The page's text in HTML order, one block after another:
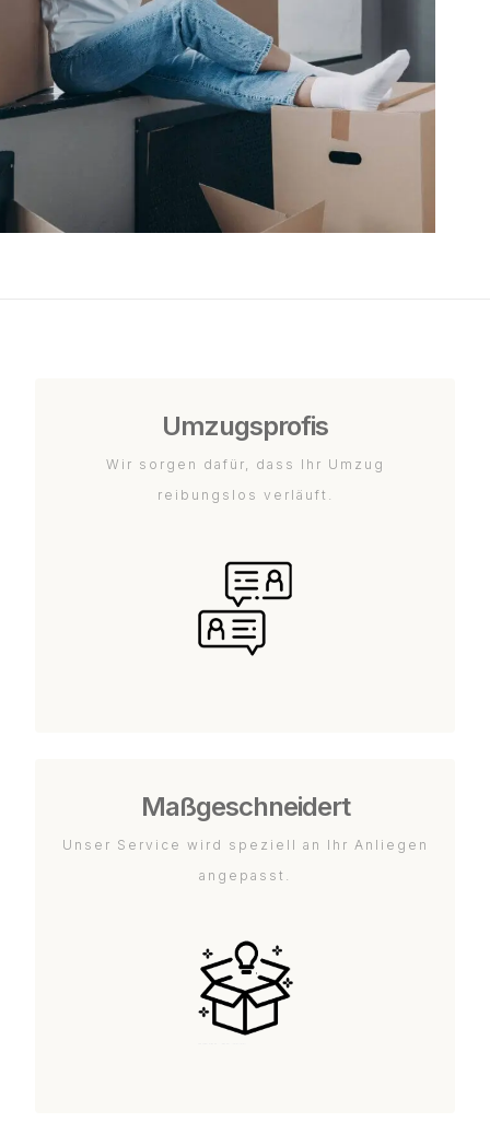
Umzugsprofis
Wir sorgen dafür, dass Ihr Umzug
reibungslos verläuft.
Maßgeschneidert
Unser Service wird speziell an Ihr Anliegen
angepasst.